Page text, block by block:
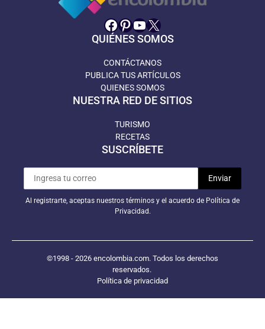
Facebook
Pinterest
YouTube
X
QUIÉNES SOMOS
CONTÁCTANOS
PUBLICA TUS ARTÍCULOS
QUIENES SOMOS
NUESTRA RED DE SITIOS
TURISMO
RECETAS
SUSCRÍBETE
Al registrarte, aceptas nuestros términos y el acuerdo de Política de
Privacidad.
©1998 - 2026 encolombia.com. Todos los derechos
reservados.
Política de privacidad